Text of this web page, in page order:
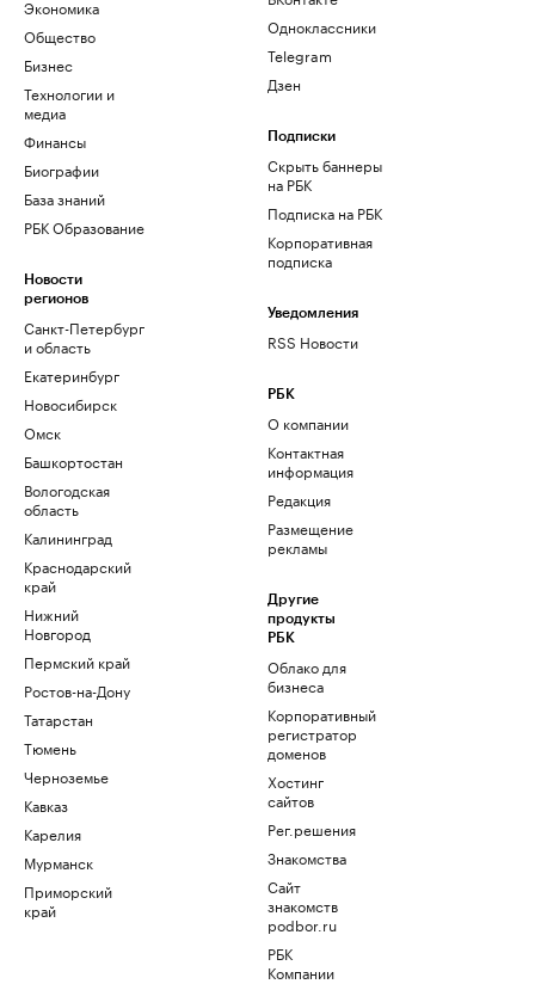
Экономика
Общество
Бизнес
Технологии и
медиа
Финансы
Биографии
База знаний
РБК Образование
Новости
регионов
Санкт-Петербург
и область
Екатеринбург
Новосибирск
Омск
Башкортостан
Вологодская
область
Калининград
Краснодарский
край
Нижний
Новгород
Пермский край
Ростов-на-Дону
Татарстан
Тюмень
Черноземье
Кавказ
Карелия
Мурманск
Приморский
край
Одноклассники
Telegram
Дзен
Подписки
Скрыть баннеры
на РБК
Подписка на РБК
Корпоративная
подписка
Уведомления
RSS Новости
РБК
О компании
Контактная
информация
Редакция
Размещение
рекламы
Другие
продукты
РБК
Облако для
бизнеса
Корпоративный
регистратор
доменов
Хостинг
сайтов
Рег.решения
Знакомства
Сайт
знакомств
podbor.ru
РБК
Компании